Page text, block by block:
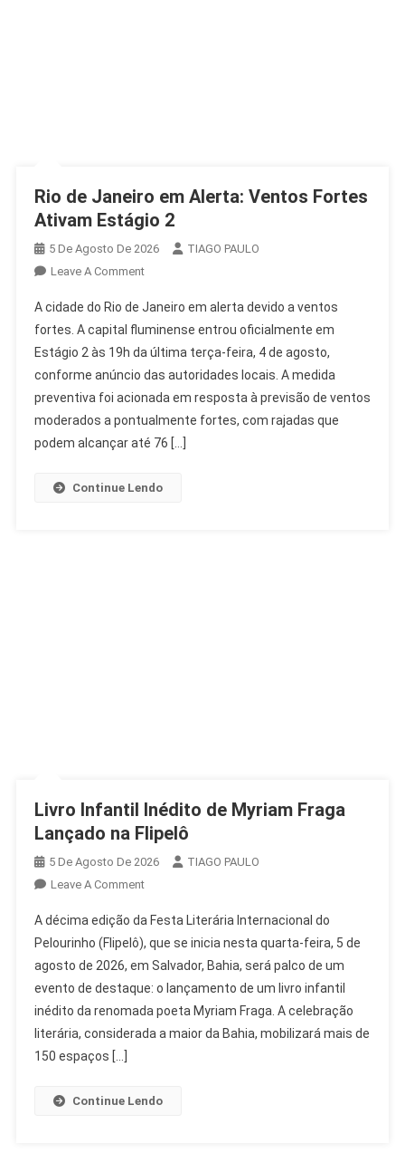
Rio de Janeiro em Alerta: Ventos Fortes
Ativam Estágio 2
5 De Agosto De 2026
TIAGO PAULO
Leave A CommentOn
De
Janeiro
Em
Alerta:
Ventos
Fortes
Ativam
A cidade do Rio de Janeiro em alerta devido a ventos
fortes. A capital fluminense entrou oficialmente em
Estágio 2 às 19h da última terça-feira, 4 de agosto,
conforme anúncio das autoridades locais. A medida
preventiva foi acionada em resposta à previsão de ventos
moderados a pontualmente fortes, com rajadas que
podem alcançar até 76 […]
Continue Lendo
Livro Infantil Inédito de Myriam Fraga
Lançado na Flipelô
5 De Agosto De 2026
TIAGO PAULO
Leave A CommentOn
Infantil
Inédito
De
Myriam
Fraga
Lançado
A décima edição da Festa Literária Internacional do
Pelourinho (Flipelô), que se inicia nesta quarta-feira, 5 de
agosto de 2026, em Salvador, Bahia, será palco de um
evento de destaque: o lançamento de um livro infantil
inédito da renomada poeta Myriam Fraga. A celebração
literária, considerada a maior da Bahia, mobilizará mais de
150 espaços […]
Continue Lendo